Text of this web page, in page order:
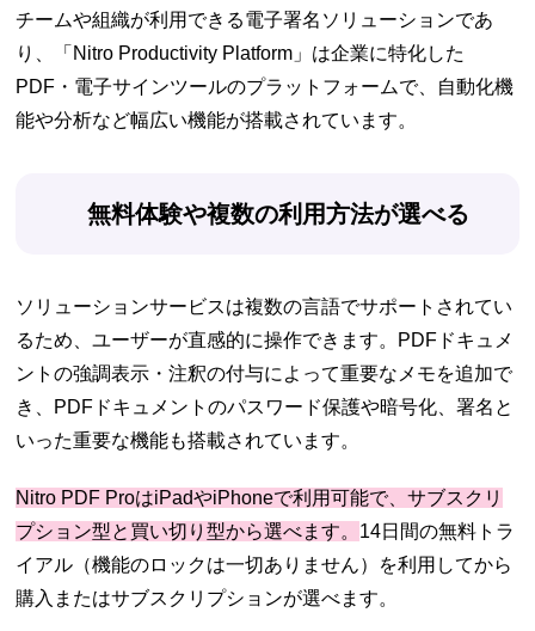
チームや組織が利用できる電子署名ソリューションであ
り、「Nitro Productivity Platform」は企業に特化した
PDF・電子サインツールのプラットフォームで、自動化機
能や分析など幅広い機能が搭載されています。
無料体験や複数の利用方法が選べる
ソリューションサービスは複数の言語でサポートされてい
るため、ユーザーが直感的に操作できます。PDFドキュメ
ントの強調表示・注釈の付与によって重要なメモを追加で
き、PDFドキュメントのパスワード保護や暗号化、署名と
いった重要な機能も搭載されています。
Nitro PDF ProはiPadやiPhoneで利用可能で、サブスクリ
プション型と買い切り型から選べます。 14日間の無料トラ
イアル（機能のロックは一切ありません）を利用してから
購入またはサブスクリプションが選べます。